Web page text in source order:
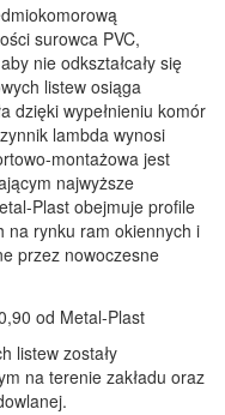
surowca PVC,
nie odkształcały się
listew osiąga
dzięki wypełnieniu komór
lambda wynosi
montażowa jest
najwyższe
Plast obejmuje profile
na rynku ram okiennych i
przez nowoczesne
listew zostały
na terenie zakładu oraz